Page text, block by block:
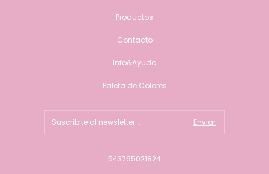
Productos
Contacto
Info&Ayuda
Paleta de Colores
543765021824